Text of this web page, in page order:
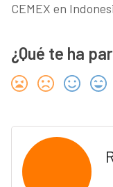
CEMEX en
¿Qué te ha